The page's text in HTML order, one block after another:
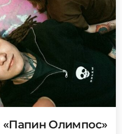
«Папин Олимпос»